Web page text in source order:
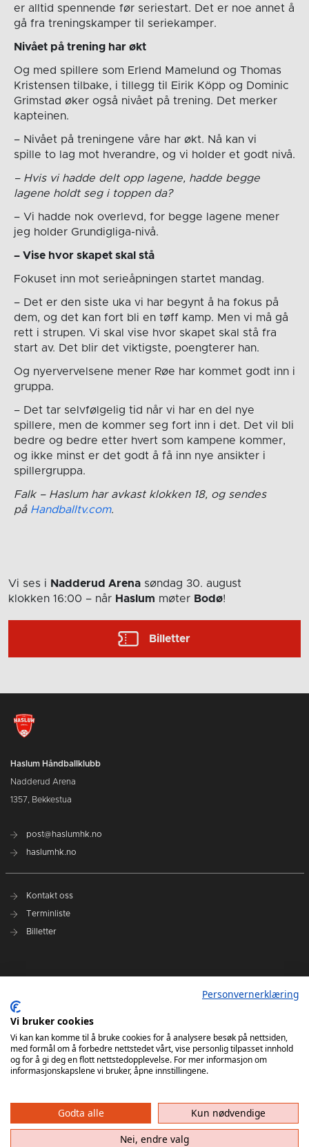
er alltid spennende før seriestart. Det er noe annet å
gå fra treningskamper til seriekamper.
Nivået på trening har økt
Og med spillere som Erlend Mamelund og Thomas
Kristensen tilbake, i tillegg til Eirik Köpp og Dominic
Grimstad øker også nivået på trening. Det merker
kapteinen.
– Nivået på treningene våre har økt. Nå kan vi
spille to lag mot hverandre, og vi holder et godt nivå.
– Hvis vi hadde delt opp lagene, hadde begge
lagene holdt seg i toppen da?
– Vi hadde nok overlevd, for begge lagene mener
jeg holder Grundigliga-nivå.
– Vise hvor skapet skal stå
Fokuset inn mot serieåpningen startet mandag.
– Det er den siste uka vi har begynt å ha fokus på
dem, og det kan fort bli en tøff kamp. Men vi må gå
rett i strupen. Vi skal vise hvor skapet skal stå fra
start av. Det blir det viktigste, poengterer han.
Og nyervervelsene mener Røe har kommet godt inn i
gruppa.
– Det tar selvfølgelig tid når vi har en del nye
spillere, men de kommer seg fort inn i det. Det vil bli
bedre og bedre etter hvert som kampene kommer,
og ikke minst er det godt å få inn nye ansikter i
spillergruppa.
Falk – Haslum har avkast klokken 18, og sendes
på Handballtv.com.
Vi ses i Nadderud Arena søndag 30. august
klokken 16:00 – når Haslum møter Bodø!
Billetter
Haslum Håndballklubb
Nadderud Arena
1357, Bekkestua
post@haslumhk.no
haslumhk.no
Kontakt oss
Terminliste
Billetter
Ansvarlig redaktør: Tore Solberg
Haslum HK har ikke ansvar for innhold på eksterne nettsider som det lenkes til. Kopiering
av materiale fra Haslum HK for bruk annet sted er ikke tillatt uten avtale.
Personvernerklæring
Vi bruker cookies
Vi kan kan komme til å bruke cookies for å analysere besøk på nettsiden,
med formål om å forbedre nettstedet vårt, vise personlig tilpasset innhold
og for å gi deg en flott nettstedopplevelse. For mer informasjon om
informasjonskapslene vi bruker, åpne innstillingene.
Godta alle
Kun nødvendige
Nei, endre valg